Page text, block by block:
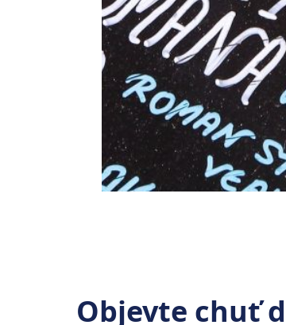
Objevte chuť